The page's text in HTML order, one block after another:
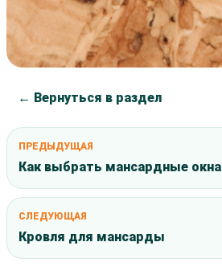
← Вернуться в раздел
ПРЕДЫДУЩАЯ
Как выбрать мансардные окна
СЛЕДУЮЩАЯ
Кровля для мансарды